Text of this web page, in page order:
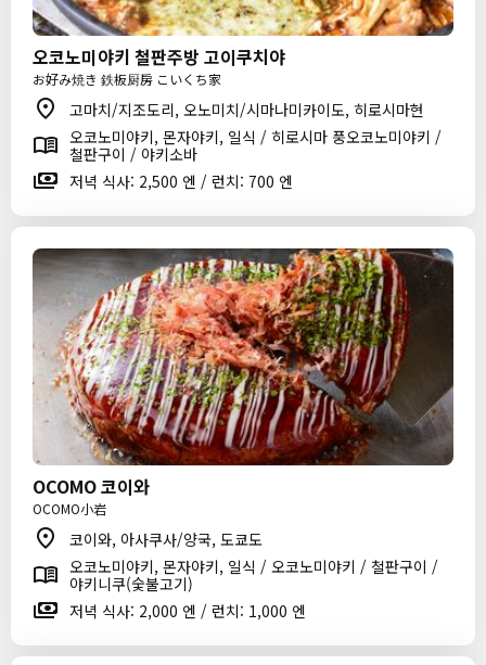
오코노미야키 철판주방 고이쿠치야
お好み焼き 鉄板厨房 こいくち家
고마치/지조도리, 오노미치/시마나미카이도, 히로시마현
오코노미야키, 몬자야키, 일식 / 히로시마 풍오코노미야키 /
철판구이 / 야키소바
저녁 식사: 2,500 엔 / 런치: 700 엔
OCOMO 코이와
OCOMO小岩
코이와, 아사쿠사/양국, 도쿄도
오코노미야키, 몬자야키, 일식 / 오코노미야키 / 철판구이 /
야키니쿠(숯불고기)
저녁 식사: 2,000 엔 / 런치: 1,000 엔